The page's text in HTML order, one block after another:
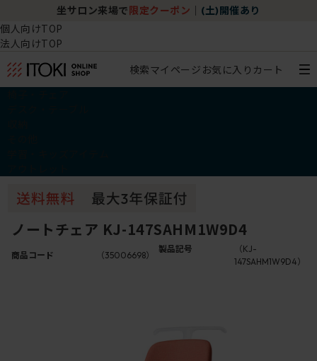
坐サロン来場で 限定クーポン (土)開催あり
個人向けTOP
法人向けTOP
検索マイページ お気に入り カート
ノートチェア KJ-147SAHM1W9D4
商品コード （35006698）
製品記号
（KJ-
147SAHM1W9D4）